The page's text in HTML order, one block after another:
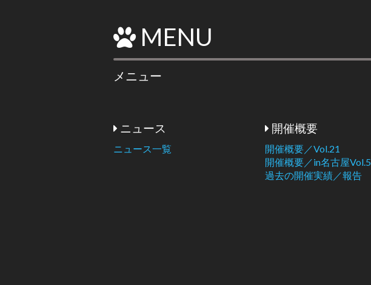
MENU
メニュー
ニュース
ニュース一覧
開催概要
開催概要／Vol.21
開催概要／in名古屋Vol.5
過去の開催実績／報告